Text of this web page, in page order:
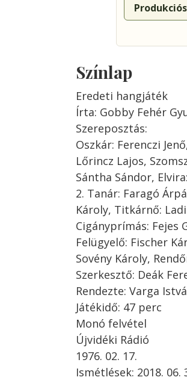
Színlap
Eredeti hangjáték
Írta: Gobby Fehér
Szereposztás:
Oszkár: Ferenczi
Lőrincz Lajos,
Sántha Sándor,
2. Tanár: Faragó
Károly, Titkárnő:
Cigányprímás: Fejes
Felügyelő: Fischer
Sovény Károly,
Szerkesztő: Deák
Rendezte: Varga
Játékidő: 47 perc
Monó felvétel
Újvidéki Rádió
1976. 02. 17.
Ismétlések: 2018. 06.